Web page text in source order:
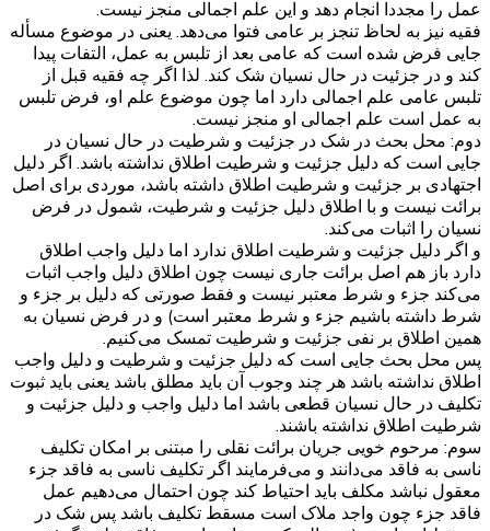
عمل را مجددا انجام دهد و این علم اجمالی منجز نیست.
فقیه نیز به لحاظ تنجز بر عامی فتوا می‌دهد. یعنی در موضوع مسأله
جایی فرض شده است که عامی بعد از تلبس به عمل، التفات پیدا
کند و در جزئیت در حال نسیان شک کند. لذا اگر چه فقیه قبل از
تلبس عامی علم اجمالی دارد اما چون موضوع علم او، فرض تلبس
به عمل است علم اجمالی او منجز نیست.
دوم: محل بحث در شک در جزئیت و شرطیت در حال نسیان در
جایی است که دلیل جزئیت و شرطیت اطلاق نداشته باشد. اگر دلیل
اجتهادی بر جزئیت و شرطیت اطلاق داشته باشد، موردی برای اصل
برائت نیست و با اطلاق دلیل جزئیت و شرطیت، شمول در فرض
نسیان را اثبات می‌کند.
و اگر دلیل جزئیت و شرطیت اطلاق ندارد اما دلیل واجب اطلاق
دارد باز هم اصل برائت جاری نیست چون اطلاق دلیل واجب اثبات
می‌کند جزء و شرط معتبر نیست و فقط صورتی که دلیل بر جزء و
شرط داشته باشیم جزء و شرط معتبر است) و در فرض نسیان به
همین اطلاق بر نفی جزئیت و شرطیت تمسک می‌کنیم.
پس محل بحث جایی است که دلیل جزئیت و شرطیت و دلیل واجب
اطلاق نداشته باشد هر چند وجوب آن باید مطلق باشد یعنی باید ثبوت
تکلیف در حال نسیان قطعی باشد اما دلیل واجب و دلیل جزئیت و
شرطیت اطلاق نداشته باشند.
سوم: مرحوم خویی جریان برائت نقلی را مبتنی بر امکان تکلیف
ناسی به فاقد می‌دانند و می‌فرمایند اگر تکلیف ناسی به فاقد جزء
معقول نباشد مکلف باید احتیاط کند چون احتمال می‌دهیم عمل
فاقد جزء چون واجد ملاک است مسقط تکلیف باشد پس شک در